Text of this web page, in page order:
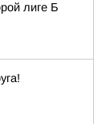
лиге Б